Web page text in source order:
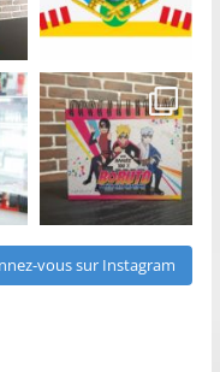
vous sur Instagram